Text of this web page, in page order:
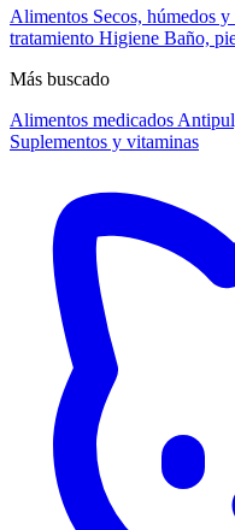
Alimentos Secos, húmedos
tratamiento Higiene Baño,
Más buscado
Alimentos medicados
Suplementos y vitaminas